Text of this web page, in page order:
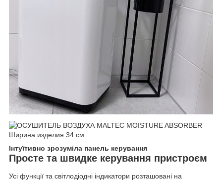
Інтуїтивно зрозуміла панель керування
Просте та швидке керування пристроєм
Усі функції та світлодіодні індикатори розташовані на